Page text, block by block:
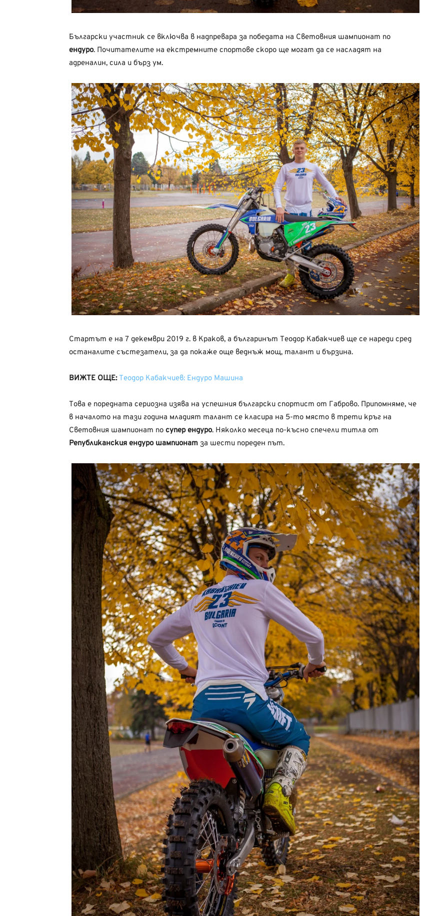
Български участник се включва в надпревара за победата на Световния шампионат по
ендуро. Почитателите на екстремните спортове скоро ще могат да се насладят на
адреналин, сила и бърз ум.
Стартът е на 7 декември 2019 г. в Краков, а българинът Теодор Кабакчиев ще се нареди сред
останалите състезатели, за да покаже още веднъж мощ, талант и бързина.
ВИЖТЕ ОЩЕ:Теодор Кабакчиев: Ендуро Машина
Това е поредната сериозна изява на успешния български спортист от Габрово. Припомняме, че
в началото на тази година младият талант се класира на 5-то място в трети кръг на
Световния шампионат по супер ендуро. Няколко месеца по-късно спечели титла от
Републиканския ендуро шампионат за шести пореден път.